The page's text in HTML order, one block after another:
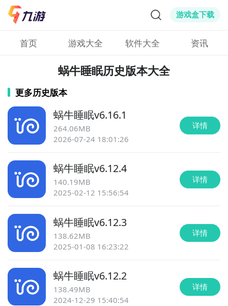
游戏盒下载
首页 游戏大全 软件大全 资讯
蜗牛睡眠历史版本大全
更多历史版本
蜗牛睡眠v6.16.1
264.06MB
2026-07-24 18:01:26
详情
蜗牛睡眠v6.12.4
140.19MB
2025-02-12 15:56:54
详情
蜗牛睡眠v6.12.3
138.62MB
2025-01-08 16:23:22
详情
蜗牛睡眠v6.12.2
138.49MB
2024-12-29 15:40:54
详情